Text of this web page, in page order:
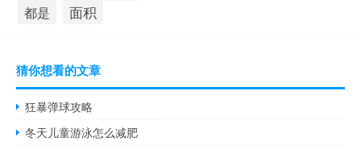
都是 面积
猜你想看的文章
狂暴弹球攻略
冬天儿童游泳怎么减肥